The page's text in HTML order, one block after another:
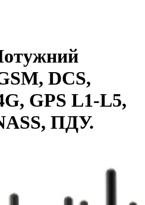
DCS,
GPS L1-L5,
ПДУ.